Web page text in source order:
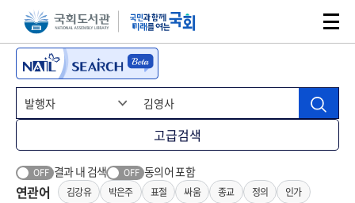
본문 바로가기주메뉴 바로가기
고급검색
OFF 결과 내 검색 OFF 동의어 포함
연관어 김강유 박은주 표절 싸움 종교 정의 인가